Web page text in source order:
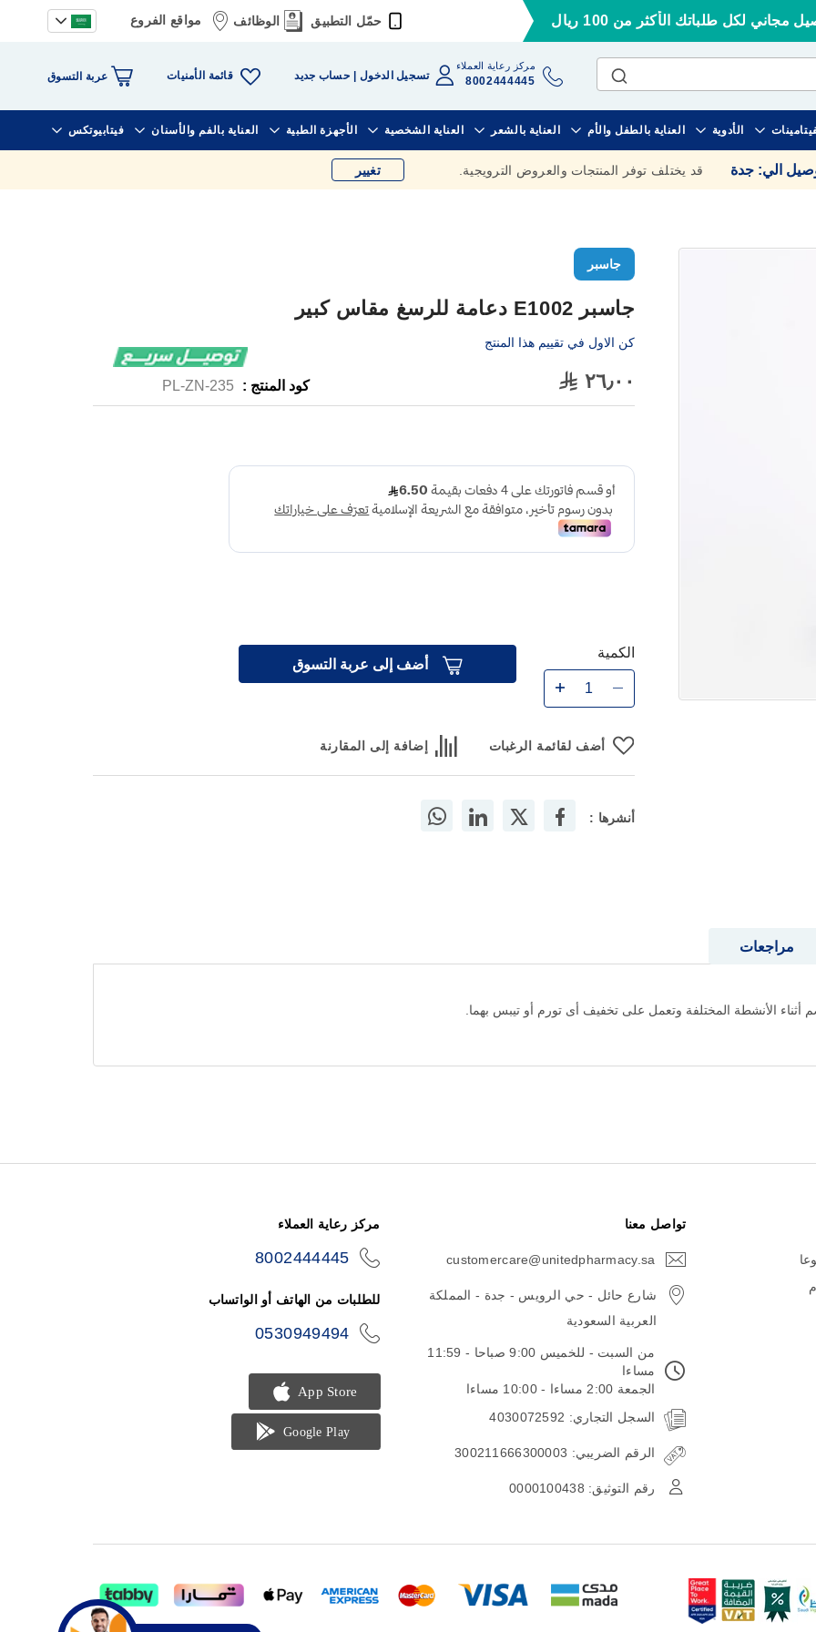
مجاني لكل طلباتك الأكثر من 100 ريال حمّل التطبيق الوظائف مواقع الفروع
مركز رعاية العملاء
8002444445 تسجيل الدخول حساب جديد قائمة الأمنيات عربة التسوق
الأدوية العناية بالطفل والأم العناية بالشعر العناية الشخصية الأجهزة الطبية العناية بالفم والأسنان فيتابيوتكس
الي: جدة قد يختلف توفر المنتجات والعروض الترويجية. تغيير
جاسبر
جاسبر E1002 دعامة للرسغ مقاس كبير
كن الاول في تقييم هذا المنتج
٢٦٫٠٠ كود المنتج : PL-ZN-235
الكمية
أضف إلى عربة التسوق
أضف لقائمة الرغبات إضافة إلى المقارنة
أنشرها :
الأنشطة المختلفة وتعمل على تخفيف أى تورم أو تيبس بهما.
مراجعات
تواصل معنا
customercare@unitedpharmacy.sa
شارع حائل - حي الرويس - جدة - المملكة
العربية السعودية
من السبت - للخميس 9:00 صباحا - 11:59
مساءا
الجمعة 2:00 مساءا - 10:00 مساءا
السجل التجاري: 4030072592
الرقم الضريبي: 300211666300003
رقم التوثيق: 0000100438
مركز رعاية العملاء
8002444445
للطلبات من الهاتف أو الواتساب
0530949494